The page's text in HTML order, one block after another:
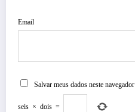
Email
Salvar meus dados neste
seis × dois =